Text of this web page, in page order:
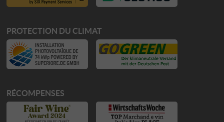
PROTECTION DU CLIMAT
RÉCOMPENSES